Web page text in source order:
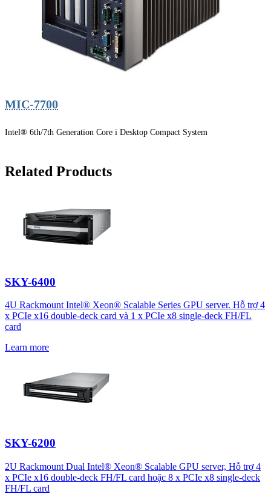
MIC-7700
Intel® 6th/7th Generation Core i Desktop Compact System
Related Products
SKY-6400
4U Rackmount Intel® Xeon® Scalable Series GPU server. Hỗ trợ 4
x PCIe x16 double-deck card và 1 x PCIe x8 single-deck FH/FL
card
Learn more
SKY-6200
2U Rackmount Dual Intel® Xeon® Scalable GPU server, Hỗ trợ 4
x PCIe x16 double-deck FH/FL card hoặc 8 x PCIe x8 single-deck
FH/FL card